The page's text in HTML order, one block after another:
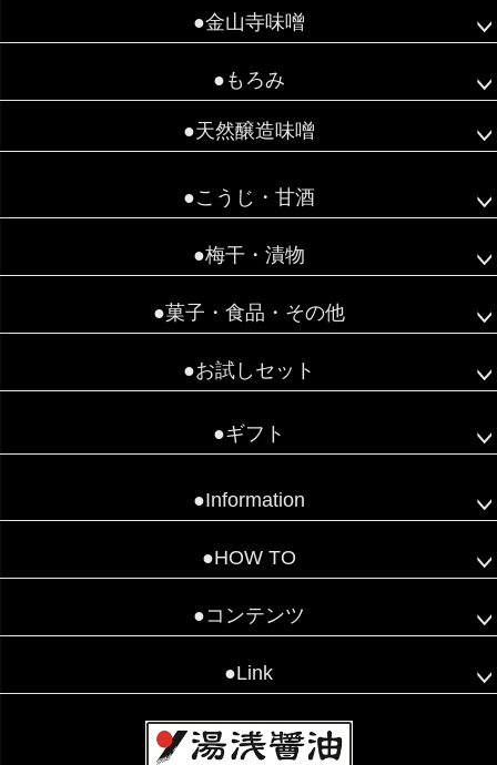
●金山寺味噌
●もろみ
●天然醸造味噌
●こうじ・甘酒
●梅干・漬物
●菓子・食品・その他
●お試しセット
●ギフト
●Information
●HOW TO
●コンテンツ
●Link